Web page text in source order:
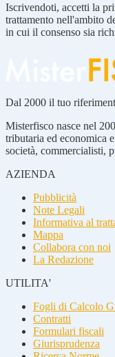
Iscrivendoti, accetti la
trattamento nell'ambito
in cui il consenso sia
Dal 2000 il tuo
Misterfisco nasce nel
tributaria ed economica
società, commercialisti,
AZIENDA
Pubblicità
Note Legali
Informativa al
Mappa
Collabora con noi
La Redazione
UTILITA'
Fogli di Calcolo
Contratti
Formulari fiscali
Giurisprudenza